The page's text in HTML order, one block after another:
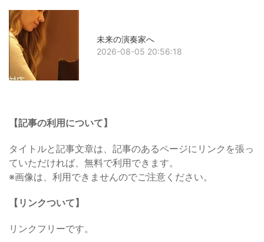
未来の演奏家へ
2026-08-05 20:56:18
【記事の利用について】
タイトルと記事文章は、記事のあるページにリンクを張っ
ていただければ、無料で利用できます。
※画像は、利用できませんのでご注意ください。
【リンクついて】
リンクフリーです。